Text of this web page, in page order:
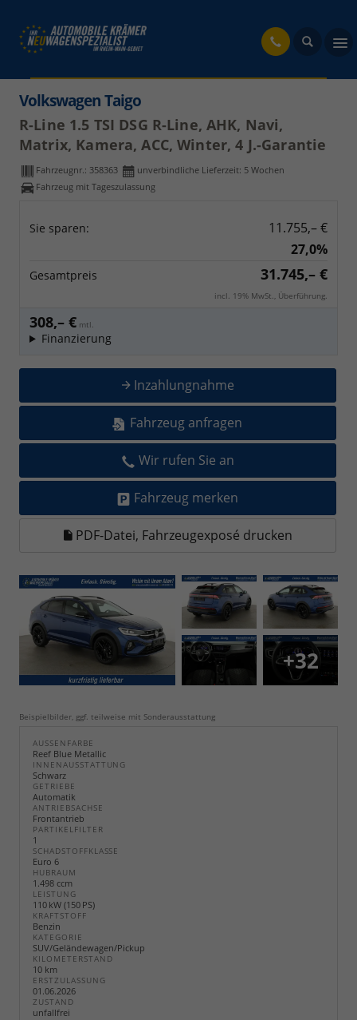
Volkswagen Taigo
R-Line 1.5 TSI DSG R-Line, AHK, Navi,
Matrix, Kamera, ACC, Winter, 4 J.-Garantie
Fahrzeugnr.: 358363 unverbindliche Lieferzeit: 5 Wochen
Fahrzeug mit Tageszulassung
Sie sparen:
11.755,– €
27,0%
Gesamtpreis 31.745,– €
incl. 19% MwSt., Überführung.
308,– € mtl.
Finanzierung
Inzahlungnahme
Fahrzeug anfragen
Wir rufen Sie an
Fahrzeug merken
PDF-Datei, Fahrzeugexposé drucken
+32
Beispielbilder, ggf. teilweise mit Sonderausstattung
AUSSENFARBE
Reef Blue Metallic
INNENAUSSTATTUNG
Schwarz
GETRIEBE
Automatik
ANTRIEBSACHSE
Frontantrieb
PARTIKELFILTER
1
SCHADSTOFFKLASSE
Euro 6
HUBRAUM
1.498 ccm
LEISTUNG
110 kW (150 PS)
KRAFTSTOFF
Benzin
KATEGORIE
SUV/Geländewagen/Pickup
KILOMETERSTAND
10 km
ERSTZULASSUNG
01.06.2026
ZUSTAND
unfallfrei